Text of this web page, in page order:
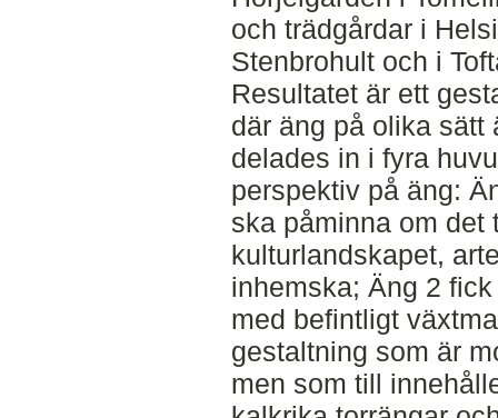
och trädgårdar i
Stenbrohult och i
Resultatet är ett
där äng på olika sätt
delades in i fyra
perspektiv på äng:
ska påminna om det
kulturlandskapet,
inhemska; Äng 2
med befintligt
gestaltning som är
men som till